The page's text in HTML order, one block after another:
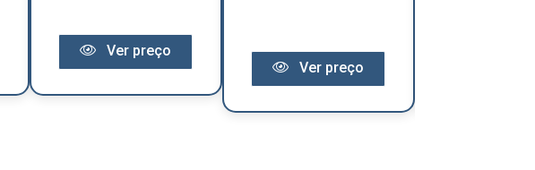
Ver preço
Ver preço